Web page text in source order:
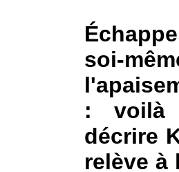
soi-
: voilà
décrire
relève